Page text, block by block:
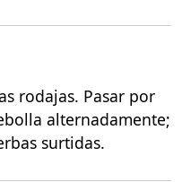
rodajas. Pasar por
alternadamente;
surtidas.